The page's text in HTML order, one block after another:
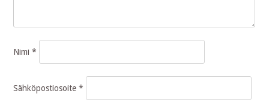
Nimi*
Sähköpostiosoite*